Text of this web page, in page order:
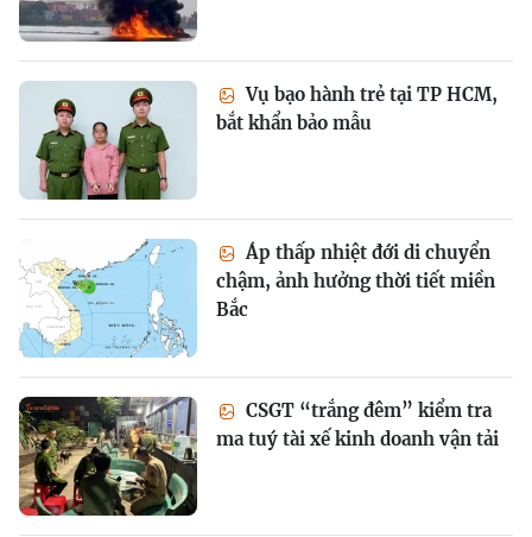
Vụ bạo hành trẻ tại TP HCM,
bắt khẩn bảo mẫu
Áp thấp nhiệt đới di chuyển
chậm, ảnh hưởng thời tiết miền
Bắc
CSGT “trắng đêm” kiểm tra
ma tuý tài xế kinh doanh vận tải